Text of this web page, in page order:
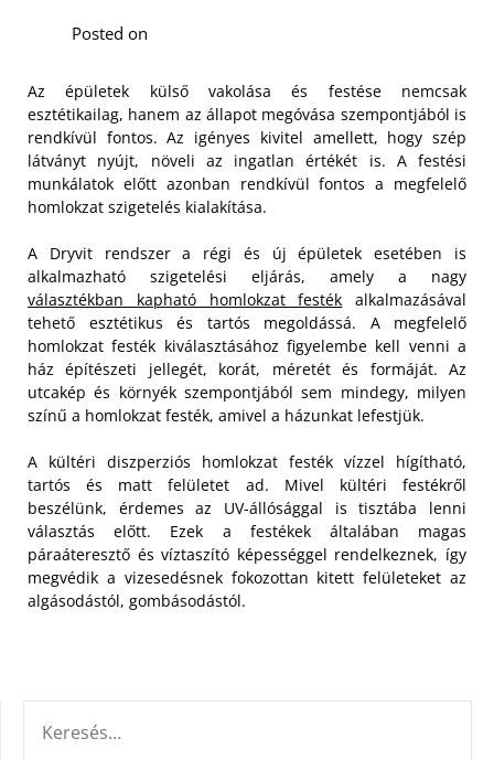
Posted on
Az épületek külső vakolása és festése nemcsak
esztétikailag, hanem az állapot megóvása szempontjából is
rendkívül fontos. Az igényes kivitel amellett, hogy szép
látványt nyújt, növeli az ingatlan értékét is. A festési
munkálatok előtt azonban rendkívül fontos a megfelelő
homlokzat szigetelés kialakítása.
A Dryvit rendszer a régi és új épületek esetében is
alkalmazható szigetelési eljárás, amely a nagy
választékban kapható homlokzat festék alkalmazásával
tehető esztétikus és tartós megoldássá. A megfelelő
homlokzat festék kiválasztásához figyelembe kell venni a
ház építészeti jellegét, korát, méretét és formáját. Az
utcakép és környék szempontjából sem mindegy, milyen
színű a homlokzat festék, amivel a házunkat lefestjük.
A kültéri diszperziós homlokzat festék vízzel hígítható,
tartós és matt felületet ad. Mivel kültéri festékről
beszélünk, érdemes az UV-állósággal is tisztába lenni
választás előtt. Ezek a festékek általában magas
páraáteresztő és víztaszító képességgel rendelkeznek, így
megvédik a vizesedésnek fokozottan kitett felületeket az
algásodástól, gombásodástól.